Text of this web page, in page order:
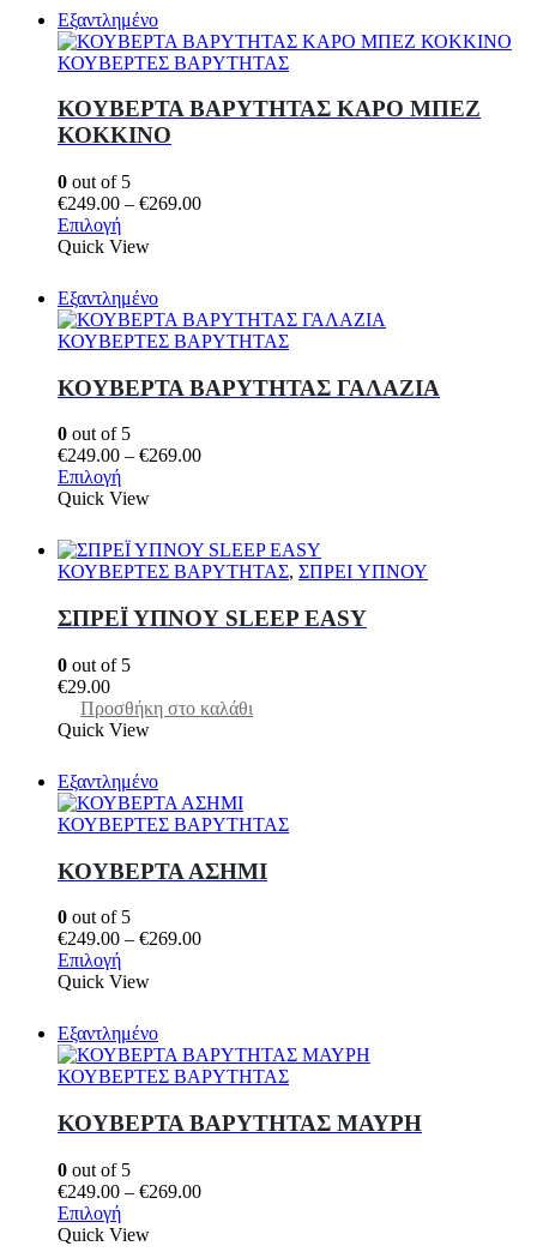
έχει
πολλαπλές
παραλλαγές.
Οι
επιλογές
μπορούν
να
στη
σελίδα
του
προϊόντος
Εξαντλημένο
ΚΟΥΒΕΡΤΕΣ ΒΑΡΥΤΗΤΑΣ
ΚΟΥΒΕΡΤΑ ΒΑΡΥΤΗΤΑΣ ΚΑΡΟ ΜΠΕΖ
ΚΟΚΚΙΝΟ
0 out of 5
€249.00 – €269.00Price
ΕπιλογήΑυτό
το
έχει
πολλαπλές
παραλλαγές.
Οι
μπορούν
επιλεγούν
στη
σελίδα
του
Quick View
Εξαντλημένο
ΚΟΥΒΕΡΤΕΣ ΒΑΡΥΤΗΤΑΣ
ΚΟΥΒΕΡΤΑ ΒΑΡΥΤΗΤΑΣ ΓΑΛΑΖΙΑ
0 out of 5
€249.00 – €269.00Price
€269.00
ΕπιλογήΑυτό
το
έχει
πολλαπλές
παραλλαγές.
Οι
επιλογές
να
στη
σελίδα
προϊόντος
Quick View
ΚΟΥΒΕΡΤΕΣ ΒΑΡΥΤΗΤΑΣ, ΣΠΡΕI ΥΠΝΟΥ
ΣΠΡΕΪ ΥΠΝΟΥ SLEEP EASY
0 out of 5
€29.00
Προσθήκη στο καλάθι
Quick View
Εξαντλημένο
ΚΟΥΒΕΡΤΕΣ ΒΑΡΥΤΗΤΑΣ
ΚΟΥΒΕΡΤΑ ΑΣΗΜΙ
0 out of 5
€249.00 – €269.00Price
ΕπιλογήΑυτό
το
έχει
πολλαπλές
παραλλαγές.
Οι
μπορούν
επιλεγούν
στη
σελίδα
του
Quick View
Εξαντλημένο
ΚΟΥΒΕΡΤΕΣ ΒΑΡΥΤΗΤΑΣ
ΚΟΥΒΕΡΤΑ ΒΑΡΥΤΗΤΑΣ ΜΑΥΡΗ
0 out of 5
€249.00 – €269.00Price
ΕπιλογήΑυτό
το
Quick View